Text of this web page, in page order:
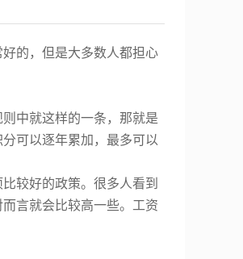
好的，但是大多数人都担心
中就这样的一条，那就是
可以逐年累加，最多可以
较好的政策。很多人看到
言就会比较高一些。工资